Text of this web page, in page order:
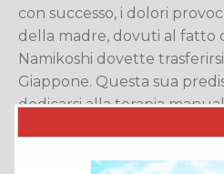
con successo, i dolori
della madre, dovuti al fatto
Namikoshi dovette
Giappone. Questa sua
dedicarsi alla terapia
Nel 1921 si trasferisce a
del famoso massaggiatore